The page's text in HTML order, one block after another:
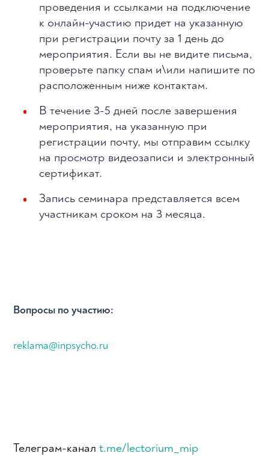
проведения и ссылками на подключение
к онлайн-участию придет на указанную
при регистрации почту за 1 день до
мероприятия. Если вы не видите письма,
проверьте папку спам и\или напишите по
расположенным ниже контактам.
В течение 3-5 дней после завершения
мероприятия, на указанную при
регистрации почту, мы отправим ссылку
на просмотр видеозаписи и электронный
сертификат.
Запись семинара представляется всем
участникам сроком на 3 месяца.
Вопросы по участию:
reklama@inpsycho.ru
Телеграм-каналt.me/lectorium_mip